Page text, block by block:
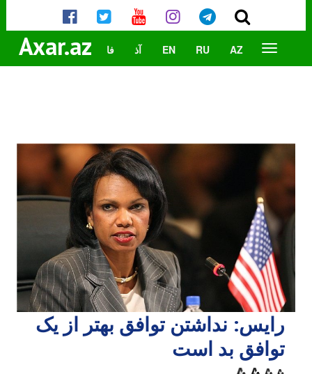
Axar.az AZ
RU
EN آذ فا
رایس: نداشتن توافق بهتر از یک
توافق بد است